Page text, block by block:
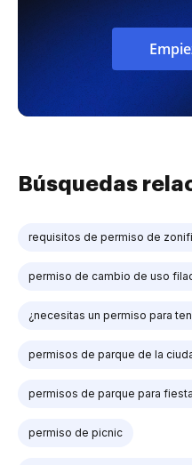
Búsquedas
requisitos de permiso de
permiso de cambio de uso
¿necesitas un permiso para
permisos de parque de la
permisos de parque para
permiso de picnic